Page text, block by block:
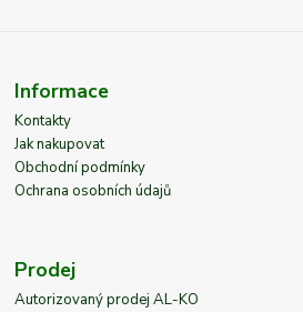
Informace
Kontakty
Jak nakupovat
Obchodní podmínky
Ochrana osobních údajů
Prodej
Autorizovaný prodej AL-KO